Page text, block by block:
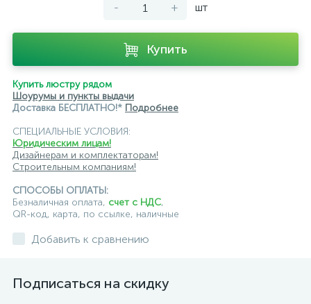
- + шт
Купить
Купить люстру рядом
Шоурумы и пункты выдачи
Доставка БЕСПЛАТНО!* Подробнее
СПЕЦИАЛЬНЫЕ УСЛОВИЯ:
Юридическим лицам!
Дизайнерам и комплектаторам!
Строительным компаниям!
СПОСОБЫ ОПЛАТЫ:
Безналичная оплата, счет с НДС,
QR-код, карта, по ссылке, наличные
Добавить к сравнению
Подписаться на скидку